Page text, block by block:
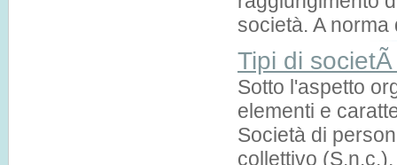
società. A
Tipi di
Sotto l'aspetto
elementi e
Società di
collettivo